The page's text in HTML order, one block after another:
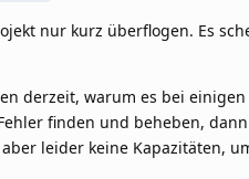
nur kurz überflogen. Es
derzeit, warum es bei
finden und beheben,
leider keine Kapazitäten,